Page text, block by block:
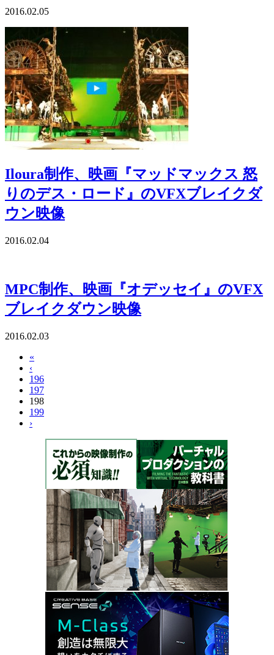
2016.02.05
Iloura制作、映画『マッドマックス 怒
りのデス・ロード』のVFXブレイクダ
ウン映像
2016.02.04
MPC制作、映画『オデッセイ』のVFX
ブレイクダウン映像
2016.02.03
«
‹
196
197
198
199
›